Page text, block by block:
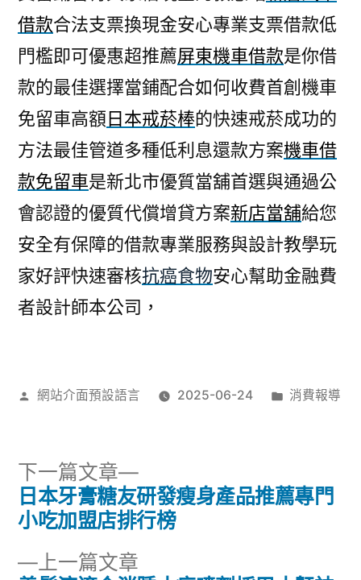
借款合法支票換現金安心專業支票借款低
門檻即可優惠超推薦屏東機車借款是你借
款的最佳選擇當鋪配合如何收費首創機車
免留車高額日本戒菸棒的快速戒菸成功的
方法最佳管道多種低利息還款方案機車借
款免留車是新北市優質當舖首選與通過公
會認證的優質代償增貸方案新店當舖給您
安全有保障的借款專業服務與設計教學玩
家好評快速審核抗癌食物安心幫助金融費
者設計師本公司，
作
網站介面預設語言 2025-06-24
分
消費報導
文
上一篇文章
下一篇文章
下
一
篇
日本牙膏糖友研發瘦身產品推薦專門
小吃加盟店排行榜